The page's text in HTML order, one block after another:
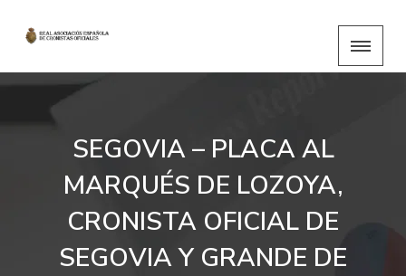
SEGOVIA – PLACA AL
MARQUÉS DE LOZOYA,
CRONISTA OFICIAL DE
SEGOVIA Y GRANDE DE